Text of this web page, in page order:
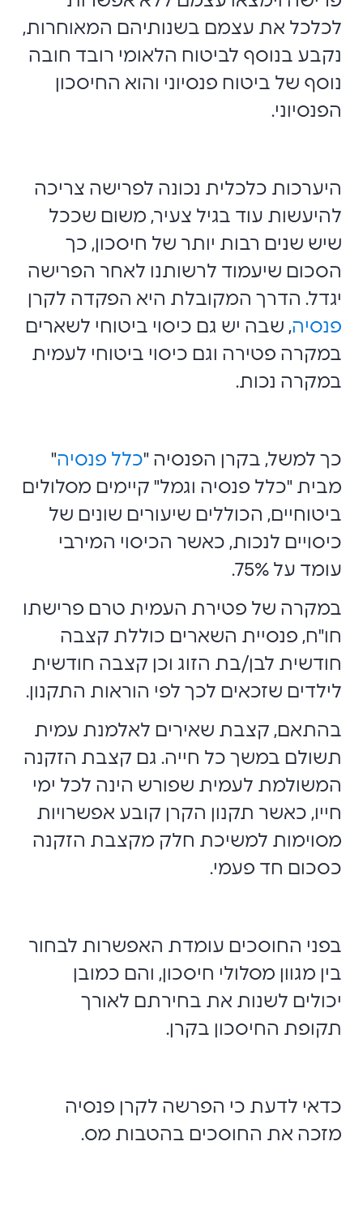
לכלכל את עצמם בשנותיהם המאוחרות,
נקבע בנוסף לביטוח הלאומי רובד חובה
נוסף של ביטוח פנסיוני והוא החיסכון
הפנסיוני.
היערכות כלכלית נכונה לפרישה צריכה
להיעשות עוד בגיל צעיר, משום שככל
שיש שנים רבות יותר של חיסכון, כך
הסכום שיעמוד לרשותנו לאחר הפרישה
יגדל. הדרך המקובלת היא הפקדה לקרן
פנסיה, שבה יש גם כיסוי ביטוחי לשארים
במקרה פטירה וגם כיסוי ביטוחי לעמית
במקרה נכות.
כך למשל, בקרן הפנסיה "כלל פנסיה"
מבית "כלל פנסיה וגמל" קיימים מסלולים
ביטוחיים, הכוללים שיעורים שונים של
כיסויים לנכות, כאשר הכיסוי המירבי
עומד על 75%.
במקרה של פטירת העמית טרם פרישתו
חו"ח, פנסיית השארים כוללת קצבה
חודשית לבן/בת הזוג וכן קצבה חודשית
לילדים שזכאים לכך לפי הוראות התקנון.
בהתאם, קצבת שאירים לאלמנת עמית
תשולם במשך כל חייה. גם קצבת הזקנה
המשולמת לעמית שפורש הינה לכל ימי
חייו, כאשר תקנון הקרן קובע אפשרויות
מסוימות למשיכת חלק מקצבת הזקנה
כסכום חד פעמי.
בפני החוסכים עומדת האפשרות לבחור
בין מגוון מסלולי חיסכון, והם כמובן
יכולים לשנות את בחירתם לאורך
תקופת החיסכון בקרן.
כדאי לדעת כי הפרשה לקרן פנסיה
מזכה את החוסכים בהטבות מס.